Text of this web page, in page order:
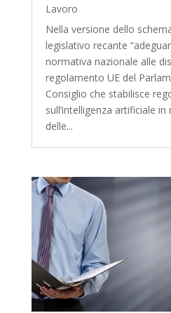
Lavoro
Nella versione dello
legislativo recante
normativa nazionale alle
regolamento UE del
Consiglio che stabilisce
sull’intelligenza artificiale
delle...